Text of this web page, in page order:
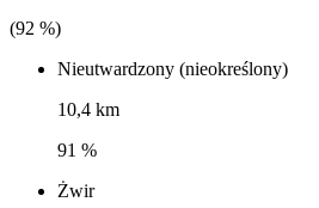
(92 %)
Nieutwardzony (nieokreślony)
10,4 km
91 %
Żwir